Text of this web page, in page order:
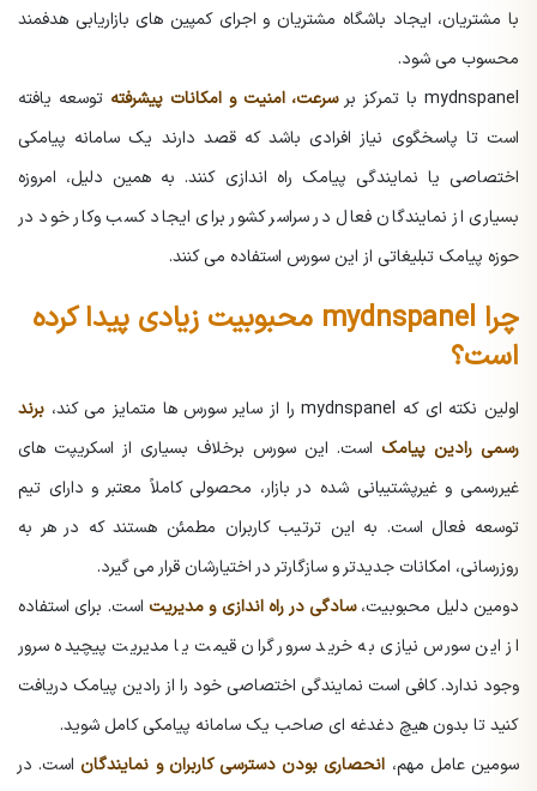
با مشتریان، ایجاد باشگاه مشتریان و اجرای کمپین های بازاریابی هدفمند
محسوب می شود.
mydnspanelبا تمرکز برسرعت، امنیت و امکانات پیشرفته توسعه یافته
است تا پاسخگوی نیاز افرادی باشد که قصد دارند یک سامانه پیامکی
اختصاصی یا نمایندگی پیامک راه اندازی کنند. به همین دلیل، امروزه
بسیاری از نمایندگان فعال در سراسر کشور برای ایجاد کسب وکار خود در
حوزه پیامک تبلیغاتی از این سورس استفاده می کنند.
چرا mydnspanel محبوبیت زیادی پیدا کرده
است؟
اولین نکته ای که mydnspanelرا از سایر سورس ها متمایز می کند، برند
رسمی رادین پیامک است. این سورس برخلاف بسیاری از اسکریپت های
غیررسمی و غیرپشتیبانی شده در بازار، محصولی کاملاً معتبر و دارای تیم
توسعه فعال است. به این ترتیب کاربران مطمئن هستند که در هر به
روزرسانی، امکانات جدیدتر و سازگارتر در اختیارشان قرار می گیرد.
دومین دلیل محبوبیت،سادگی در راه اندازی و مدیریت است. برای استفاده
از این سورس نیازی به خرید سرور گران قیمت یا مدیریت پیچیده سرور
وجود ندارد. کافی است نمایندگی اختصاصی خود را از رادین پیامک دریافت
کنید تا بدون هیچ دغدغه ای صاحب یک سامانه پیامکی کامل شوید.
سومین عامل مهم، انحصاری بودن دسترسی کاربران و نمایندگان است. در